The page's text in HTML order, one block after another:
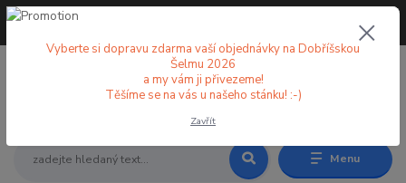
Menu
+420 773 998 582
Vyberte si dopravu zdarma vaší objednávky na Dobříšskou
Šelmu 2026
a my vám ji přivezeme!
Těšíme se na vás u našeho stánku! :-)
Zavřít